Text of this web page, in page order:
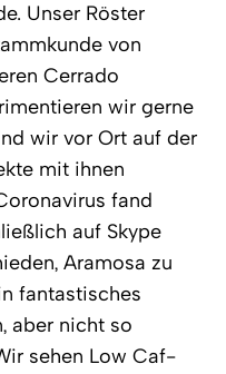
Unser Röster
von
Cerrado
wir gerne
wir vor Ort auf der
mit ihnen
fand
auf Skype
Aramosa zu
fantastisches
aber nicht so
sehen Low Caf-